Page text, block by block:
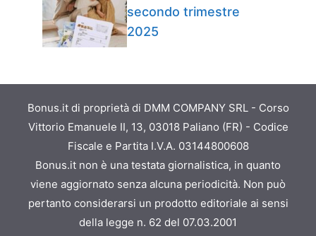
secondo trimestre
2025
Bonus.it di proprietà di DMM COMPANY SRL - Corso
Vittorio Emanuele II, 13, 03018 Paliano (FR) - Codice
Fiscale e Partita I.V.A. 03144800608
Bonus.it non è una testata giornalistica, in quanto
viene aggiornato senza alcuna periodicità. Non può
pertanto considerarsi un prodotto editoriale ai sensi
della legge n. 62 del 07.03.2001